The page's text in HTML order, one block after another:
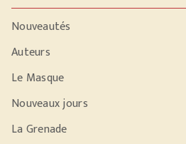
Nouveautés
Auteurs
Le Masque
Nouveaux jours
La Grenade